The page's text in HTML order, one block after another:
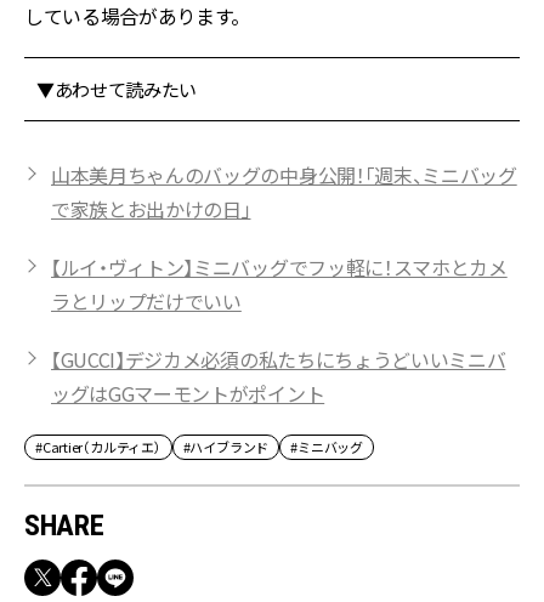
している場合があります。
▼あわせて読みたい
山本美月ちゃんのバッグの中身公開！「週末、ミニバッグ
で家族とお出かけの日」
【ルイ・ヴィトン】ミニバッグでフッ軽に！スマホとカメ
ラとリップだけでいい
【GUCCI】デジカメ必須の私たちにちょうどいいミニバ
ッグはGGマーモントがポイント
#Cartier（カルティエ） #ハイブランド #ミニバッグ
SHARE